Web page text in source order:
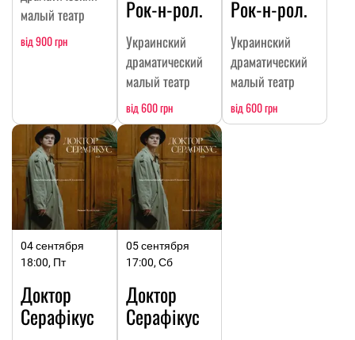
малый театр
від 900 грн
Рок-н-рол.
Украинский
драматический
малый театр
від 600 грн
Рок-н-рол.
Украинский
драматический
малый театр
від 600 грн
04 сентября
18:00, Пт
Доктор
Серафікус
05 сентября
17:00, Сб
Доктор
Серафікус